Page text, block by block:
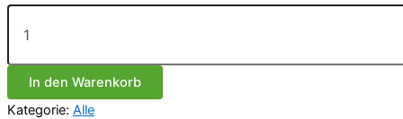
WATERMELON
FEMINISIERT
NEW
Menge
In den Warenkorb
Kategorie: Alle